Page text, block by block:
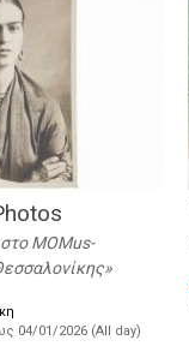
MOMus-
04/01/2026 (All day)